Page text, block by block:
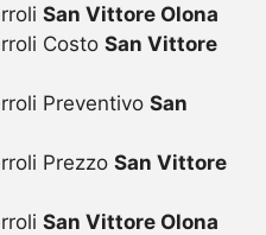
San Vittore Olona
Costo San Vittore
Preventivo San
Prezzo San Vittore
San Vittore Olona